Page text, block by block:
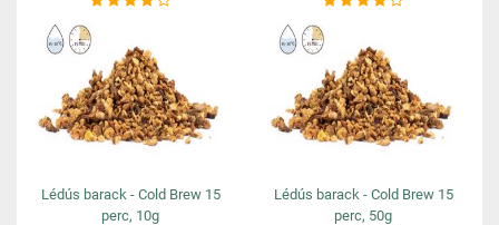
Lédús barack - Cold Brew 15
perc, 10g
Lédús barack - Cold Brew 15
perc, 50g